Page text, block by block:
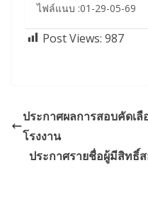
ไฟล์แนบ :01-29-05-69
Post Views: 987
ประกาศผลการสอบคัดเ
โรงงาน
ประกาศรายชื่อผู้มีสิทธิ์